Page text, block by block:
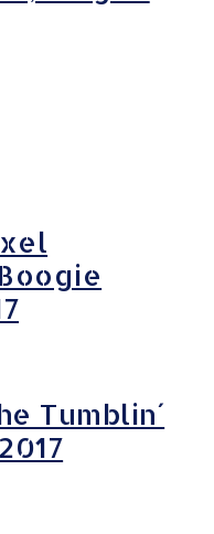
Tumblin´